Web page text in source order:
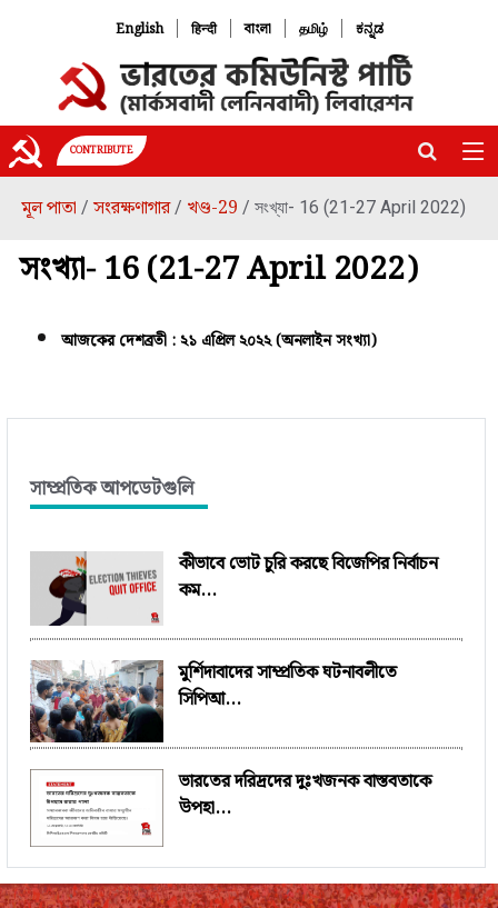
English | हिन्दी | বাংলা | தமிழ் | ಕನ್ನಡ
CONTRIBUTE
মূল পাতা / সংরক্ষণাগার/ খণ্ড-29 / সংখ্যা- 16 (21-27 April 2022)
সংখ্যা- 16 (21-27 April 2022)
আজকের দেশব্রতী : ২১ এপ্রিল ২০২২ (অনলাইন সংখ্যা)
সাম্প্রতিক আপডেটগুলি
কীভাবে ভোট চুরি করছে বিজেপির নির্বাচন
কম...
মুর্শিদাবাদের সাম্প্রতিক ঘটনাবলীতে
সিপিআ...
ভারতের দরিদ্রদের দুঃখজনক বাস্তবতাকে
উপহা...